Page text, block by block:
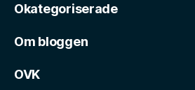
Okategoriserade
Om bloggen
OVK